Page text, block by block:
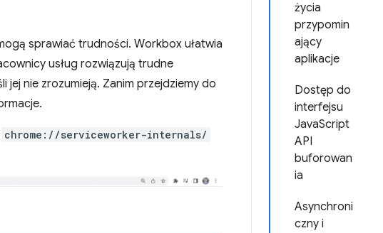
życia
przypomin
ający
aplikacje
Dostęp do
interfejsu
JavaScript
API
buforowan
ia
Asynchroni
czny i
sprawiać trudności. Workbox ułatwia
usług rozwiązują trudne
nie zrozumieją. Zanim przejdziemy do
chrome://serviceworker-internals/